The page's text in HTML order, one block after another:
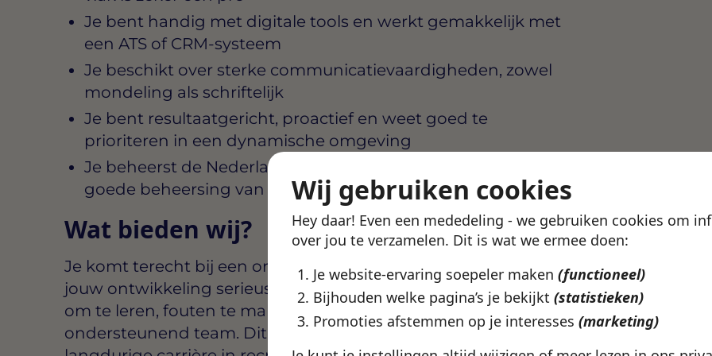
Wij gebruiken cookies
Hey daar! Even een mededeling - we gebruiken cookies om
over jou te verzamelen. Dit is wat we ermee doen:
Je website-ervaring soepeler maken (functioneel)
Bijhouden welke pagina’s je bekijkt (statistieken)
Promoties afstemmen op je interesses (marketing)
Je bent handig met digitale tools en werkt gemakkelijk met
een ATS of CRM-systeem
Je beschikt over sterke communicatievaardigheden, zowel
mondeling als schriftelijk
Je bent resultaatgericht, proactief en weet goed te
prioriteren in een dynamische omgeving
Je beheerst de Nederlandse taal uitstekend en hebt een
goede beheersing van het Engels
Wat bieden wij?
Je komt terecht bij een organisatie die volop groeit en waarbij
jouw ontwikkeling serieus wordt genomen. Er is volop ruimte
om te leren, fouten te maken en jezelf te bewijzen in een
ondersteunend team. Dit is de ideale springplank als je een